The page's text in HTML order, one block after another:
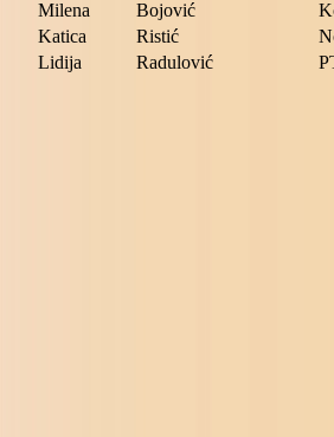
Milena Bojović
Katica
Ristić
Lidija
Radulović